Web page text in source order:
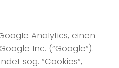
Analytics, einen
Inc. (“Google“).
sog. “Cookies“,